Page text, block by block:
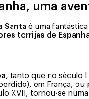
uma
Santa é uma
torrijas de Espanha
, tanto que no século
em França, ou
XVII, tornou-se